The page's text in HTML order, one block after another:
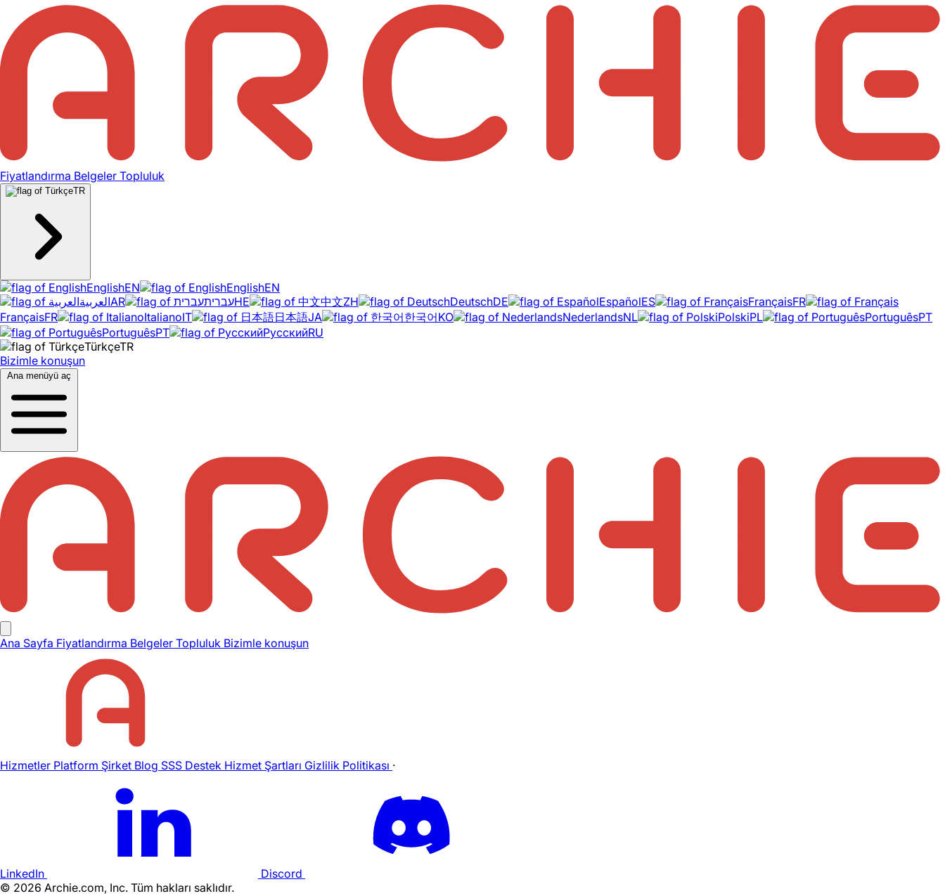
Fiyatlandırma Belgeler Topluluk
TR
EnglishEN EnglishEN
العربيةAR עבריתHE 中文ZH DeutschDE EspañolES FrançaisFR
FrançaisFR ItalianoIT 日本語JA 한국어KO NederlandsNL PolskiPL PortuguêsPT
PortuguêsPT РусскийRU
TürkçeTR
Bizimle konuşun
Ana menüyü aç
Ana Sayfa Fiyatlandırma Belgeler Topluluk Bizimle konuşun
Hizmetler Platform Şirket Blog SSS Destek Hizmet Şartları Gizlilik Politikası ·
LinkedIn
Discord
© 2026 Archie.com, Inc. Tüm hakları saklıdır.